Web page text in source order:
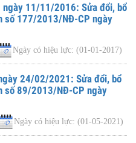
11/11/2016: Sửa đổi, bổ
số 177/2013/NĐ-CP ngày
Ngày có hiệu lực: (01-01-2017)
24/02/2021: Sửa đổi, bổ
số 89/2013/NĐ-CP ngày
Ngày có hiệu lực: (01-05-2021)